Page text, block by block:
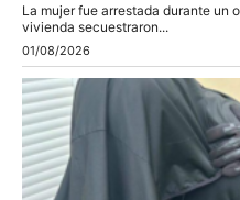
La mujer fue arrestada durante un
vivienda secuestraron...
01/08/2026